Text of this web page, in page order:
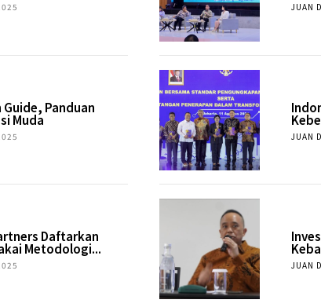
JUAN
Guide, Panduan
Muda
JUAN
Daftarkan
Metodologi...
JUAN